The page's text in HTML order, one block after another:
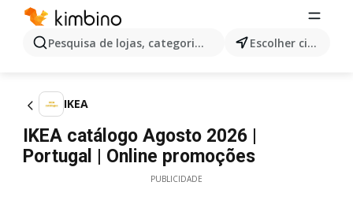
Pesquisa de lojas, categorias,produtos... Escolher cidade
IKEA
IKEA catálogo Agosto 2026 |
Portugal | Online promoções
PUBLICIDADE